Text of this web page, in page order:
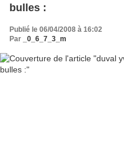
bulles :
Publié le 06/04/2008 à 16:02
Par
_0_6_7_3_m